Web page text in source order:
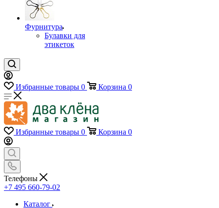
Фурнитура
Булавки для
этикеток
Избранные товары 0 Корзина 0
Избранные товары 0 Корзина 0
Телефоны
+7 495 660-79-02
Каталог